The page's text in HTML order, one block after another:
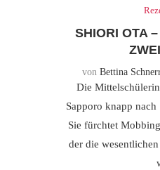
SHIORI OTA
vonBettina
Die
Sapporo knapp
Sie fürchtet
der die